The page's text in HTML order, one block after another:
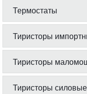
Термостаты
Тиристоры
Тиристоры
Тиристоры